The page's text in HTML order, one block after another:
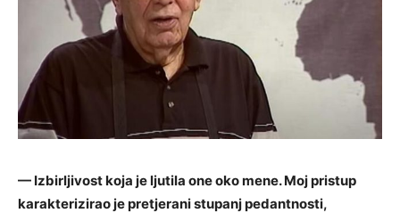
— Izbirljivost koja je ljutila one oko mene. Moj pristup
karakterizirao je pretjerani stupanj pedantnosti,